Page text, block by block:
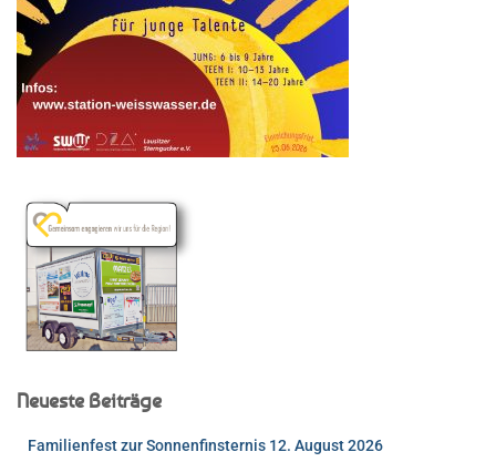
Neueste Beiträge
Familienfest zur Sonnenfinsternis 12. August 2026